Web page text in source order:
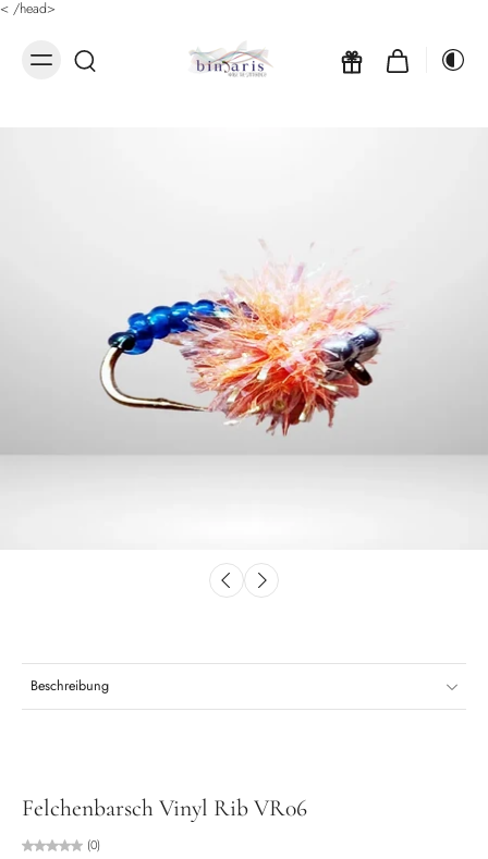
< /head>
Beschreibung
Felchenbarsch Vinyl Rib VR06
(0)